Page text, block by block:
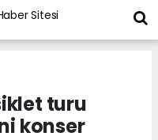
turu
konser